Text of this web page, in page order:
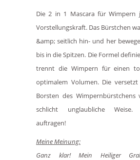
Die 2 in 1 Mascara für Wimpern
Vorstellungskraft. Das Bürstchen
&amp; seitlich hin- und her
bis in die Spitzen. Die Formel
trennt die Wimpern für einen
optimalem Volumen. Die versetzt
Borsten des Wimpernbürstchens
schlicht unglaubliche
auftragen!
Meine Meinung:
Ganz klar! Mein Heiliger